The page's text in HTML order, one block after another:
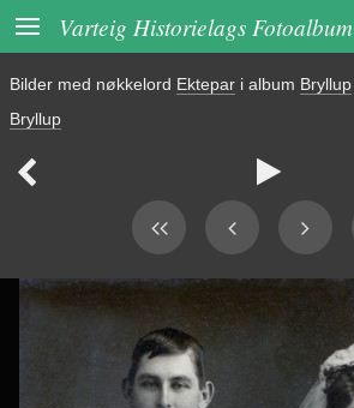
 Varteig Historielags Fotoalbum
Bilder med nøkkelord Ektepar i album Bryllup
Bryllup
 